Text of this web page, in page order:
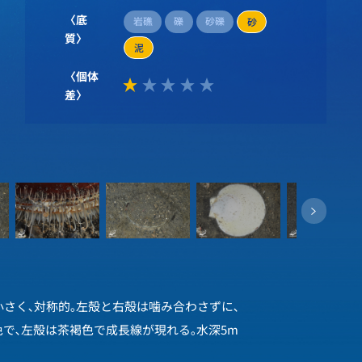
〈底
質〉
岩礁 礫 砂礫
砂
泥
〈個体
差〉
く､対称的｡左殻と右殻は噛み合わさずに､
､左殻は茶褐色で成長線が現れる｡水深5m